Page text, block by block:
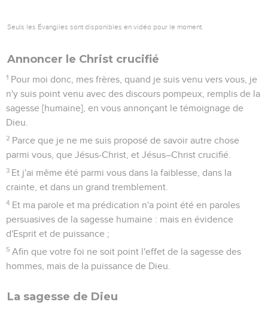
Seuls les Évangiles sont disponibles en vidéo pour le moment.
Annoncer le Christ crucifié
1 Pour moi donc, mes frères, quand je suis venu vers vous, je
n'y suis point venu avec des discours pompeux, remplis de la
sagesse [humaine], en vous annonçant le témoignage de
Dieu.
2 Parce que je ne me suis proposé de savoir autre chose
parmi vous, que Jésus-Christ, et Jésus–Christ crucifié.
3 Et j'ai même été parmi vous dans la faiblesse, dans la
crainte, et dans un grand tremblement.
4 Et ma parole et ma prédication n'a point été en paroles
persuasives de la sagesse humaine : mais en évidence
d'Esprit et de puissance ;
5 Afin que votre foi ne soit point l'effet de la sagesse des
hommes, mais de la puissance de Dieu.
La sagesse de Dieu